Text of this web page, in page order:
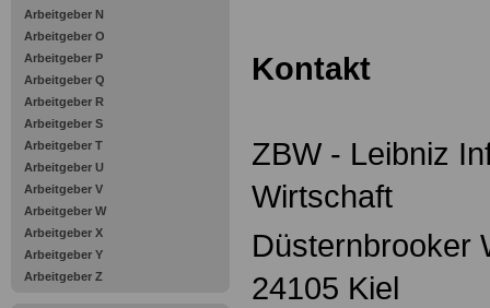
Arbeitgeber N
Arbeitgeber O
Arbeitgeber P
Arbeitgeber Q
Arbeitgeber R
Arbeitgeber S
Arbeitgeber T
Arbeitgeber U
Arbeitgeber V
Arbeitgeber W
Arbeitgeber X
Arbeitgeber Y
Arbeitgeber Z
Kontakt
ZBW - Leibniz
Wirtschaft
Düsternbrooker
24105 Kiel